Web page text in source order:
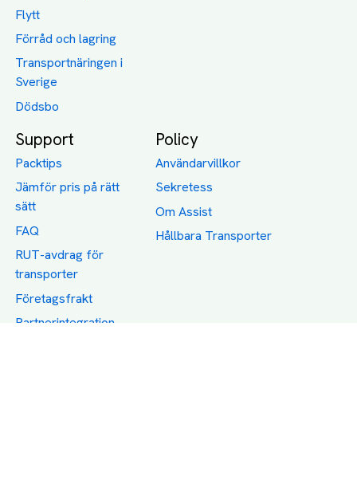
Flytt
Förråd och lagring
Transportnäringen i
Sverige
Dödsbo
Support
Packtips
Jämför pris på rätt
sätt
FAQ
RUT-avdrag för
transporter
Företagsfrakt
Partnerintegration
Policy
Användarvillkor
Sekretess
Om Assist
Hållbara Transporter